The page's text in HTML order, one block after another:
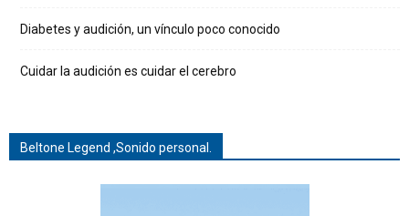
Diabetes y audición, un vínculo poco conocido
Cuidar la audición es cuidar el cerebro
Beltone Legend ,Sonido personal.